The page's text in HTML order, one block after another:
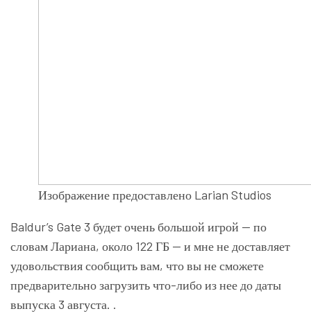
Изображение предоставлено Larian Studios
Baldur’s Gate 3 будет очень большой игрой — по
словам Лариана, около 122 ГБ — и мне не доставляет
удовольствия сообщить вам, что вы не сможете
предварительно загрузить что-либо из нее до даты
выпуска 3 августа. .